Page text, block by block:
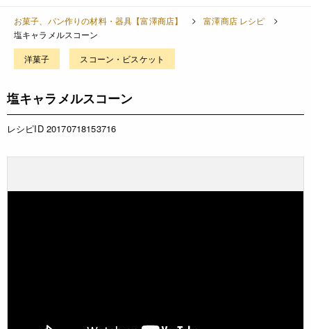
お菓子、パン作りの材料・器具【富澤商店】
富澤商店 レシピ
塩キャラメルスコーン
洋菓子 スコーン・ビスケット
塩キャラメルスコーン
レシピID 20170718153716